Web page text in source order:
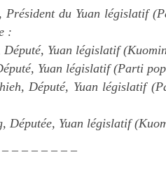
du Yuan législatif
:
Yuan législatif
Yuan législatif (Parti
Député, Yuan législatif
Députée, Yuan législatif
– – – – – – –